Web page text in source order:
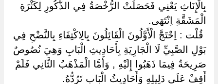
بِالْإِنَاثِ يَعْنِي فَحَصَلَتْ الرُّخْصَةُ فِي الذُّكُورِ لِكَثْرَةِ
الْمَشَقَّةِ اِنْتَهَى.
‏ ‏قُلْت : اِحْتَجَّ الْأَوَّلُونَ الْقَائِلُونَ بِالِاكْتِفَاءِ بِالنَّضْحِ فِي
بَوْلِ الصَّبِيِّ لَا الْجَارِيَةِ بِأَحَادِيثِ الْبَابِ وَهِيَ نُصُوصٌ
صَرِيحَةٌ فِيمَا ذَهَبُوا إِلَيْهِ , وَأَمَّا الْمَذْهَبُ الثَّانِي فَلَمْ
أَقِفْ عَلَى دَلِيلِهِ وَأَحَادِيثُ الْبَابِ تَرُدُّهُ.